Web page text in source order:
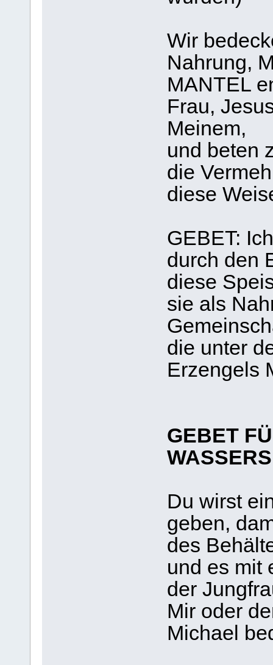
Wir
Nahrung,
MANTEL
Frau,
Meinem,
und beten
die
diese
GEBET:
durch den
diese
sie als
die unter
Erzengels
GEBET
WASSERS
Du wirst
geben,
des
und es mit
der
Mir oder
Michael